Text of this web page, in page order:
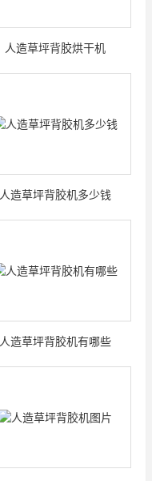
人造草坪背胶烘干机
人造草坪背胶机多少钱
人造草坪背胶机有哪些